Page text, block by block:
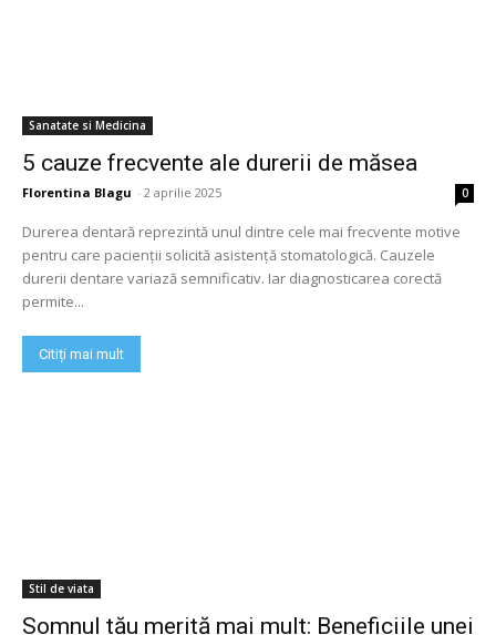
Sanatate si Medicina
5 cauze frecvente ale durerii de măsea
Florentina Blagu - 2 aprilie 2025 0
Durerea dentară reprezintă unul dintre cele mai frecvente motive
pentru care pacienții solicită asistență stomatologică. Cauzele
durerii dentare variază semnificativ. Iar diagnosticarea corectă
permite...
Citiți mai mult
Stil de viata
Somnul tău merită mai mult: Beneficiile unei